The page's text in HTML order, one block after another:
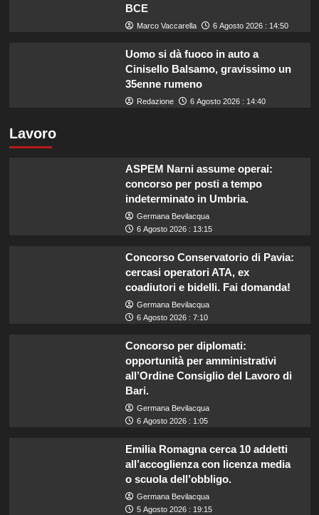
BCE
Marco Vaccarella 6 Agosto 2026 : 14:50
Uomo si dà fuoco in auto a
Cinisello Balsamo, gravissimo un
35enne rumeno
Redazione 6 Agosto 2026 : 14:40
Lavoro
ASPEM Narni assume operai:
concorso per posti a tempo
indeterminato in Umbria.
Germana Bevilacqua
6 Agosto 2026 : 13:15
Concorso Conservatorio di Pavia:
cercasi operatori ATA, ex
coadiutori e bidelli. Fai domanda!
Germana Bevilacqua
6 Agosto 2026 : 7:10
Concorso per diplomati:
opportunità per amministrativi
all’Ordine Consiglio del Lavoro di
Bari.
Germana Bevilacqua
6 Agosto 2026 : 1:05
Emilia Romagna cerca 10 addetti
all’accoglienza con licenza media
o scuola dell’obbligo.
Germana Bevilacqua
5 Agosto 2026 : 19:15